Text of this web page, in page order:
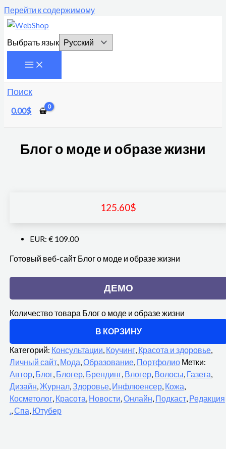
Перейти к содержимому
Выбрать язык
Поиск
0.00$
Блог о моде и образе жизни
125.60$
EUR: € 109.00
Готовый веб-сайт Блог о моде и образе жизни
ДЕМО
Количество товара Блог о моде и образе жизни
В КОРЗИНУ
Категорий: Консультации, Коучинг, Красота и здоровье,
Личный сайт, Мода,Образование, Портфолио Метки:
Автор, Блог, Блогер, Брендинг, Влогер, Волосы, Газета,
Дизайн, Журнал,Здоровье, Инфлюенсер, Кожа,
Косметолог, Красота, Новости,Онлайн, Подкаст, Редакция
.,Спа, Ютубер